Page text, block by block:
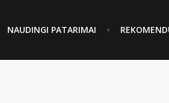
NAUDINGI PATARIMAI